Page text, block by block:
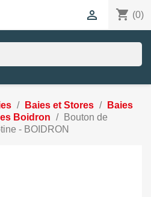
shopping_cart (0)

Baies et Stores
Baies
Boidron
Bouton de
- BOIDRON